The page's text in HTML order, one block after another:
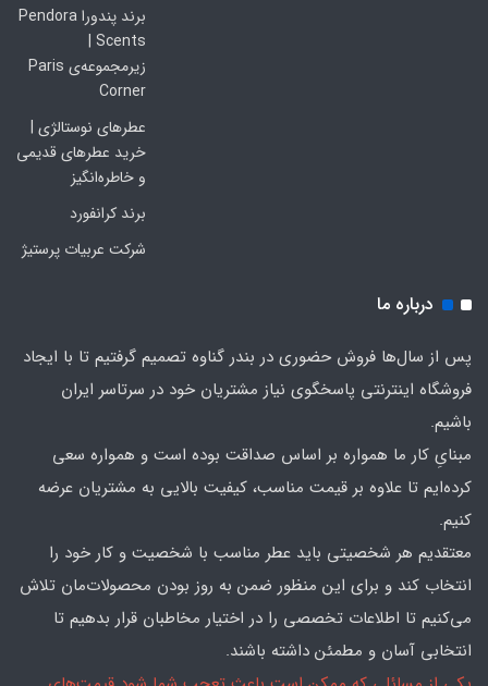
برند پندورا Pendora
Scents |
زیرمجموعه‌ی Paris
Corner
عطرهای نوستالژی |
خرید عطرهای قدیمی
و خاطره‌انگیز
برند کرانفورد
شرکت عربیات پرستیژ
درباره ما
پس از سال‌ها فروش حضوری در بندر گناوه تصمیم گرفتیم تا با ایجاد
فروشگاه اینترنتی پاسخگوی نیاز مشتریان خود در سرتاسر ایران
باشیم.
مبنایِ کار ما همواره بر اساس صداقت بوده است و همواره سعی
کرده‌ایم تا علاوه بر قیمت مناسب، کیفیت بالایی به مشتریان عرضه
کنیم.
معتقدیم هر شخصیتی باید عطر مناسب با شخصیت و کار خود را
انتخاب کند و برای این منظور ضمن به روز بودن محصولات‌مان تلاش
می‌کنیم تا اطلاعات تخصصی را در اختیار مخاطبان قرار بدهیم تا
انتخابی آسان و مطمئن داشته باشند.